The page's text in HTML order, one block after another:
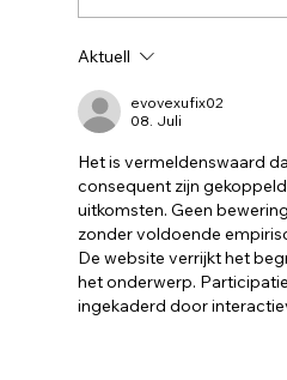
Aktuell
evovexufix02
08. Juli
Het is vermeldenswaard
consequent zijn
uitkomsten. Geen
zonder voldoende
De website verrijkt het
het onderwerp.
ingekaderd door